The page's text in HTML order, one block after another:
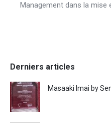
Management dans la mise
Derniers articles
Masaaki Imai by